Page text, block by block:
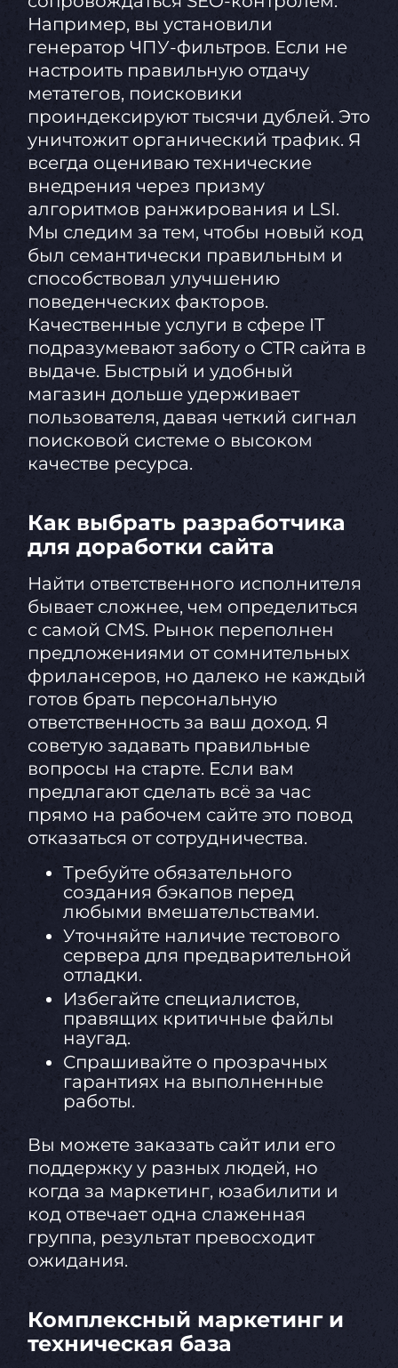
Например, вы установили
генератор ЧПУ-фильтров. Если не
настроить правильную отдачу
метатегов, поисковики
проиндексируют тысячи дублей. Это
уничтожит органический трафик. Я
всегда оцениваю технические
внедрения через призму
алгоритмов ранжирования и LSI.
Мы следим за тем, чтобы новый код
был семантически правильным и
способствовал улучшению
поведенческих факторов.
Качественные услуги в сфере IT
подразумевают заботу о CTR сайта в
выдаче. Быстрый и удобный
магазин дольше удерживает
пользователя, давая четкий сигнал
поисковой системе о высоком
качестве ресурса.
Как выбрать разработчика
для доработки сайта
Найти ответственного исполнителя
бывает сложнее, чем определиться
с самой CMS. Рынок переполнен
предложениями от сомнительных
фрилансеров, но далеко не каждый
готов брать персональную
ответственность за ваш доход. Я
советую задавать правильные
вопросы на старте. Если вам
предлагают сделать всё за час
прямо на рабочем сайте это повод
отказаться от сотрудничества.
Требуйте обязательного
создания бэкапов перед
любыми вмешательствами.
Уточняйте наличие тестового
сервера для предварительной
отладки.
Избегайте специалистов,
правящих критичные файлы
наугад.
Спрашивайте о прозрачных
гарантиях на выполненные
работы.
Вы можете заказать сайт или его
поддержку у разных людей, но
когда за маркетинг, юзабилити и
код отвечает одна слаженная
группа, результат превосходит
ожидания.
Комплексный маркетинг и
техническая база